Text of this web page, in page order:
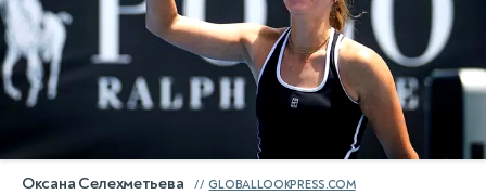
Оксана Селехметьева GLOBALLOOKPRESS.COM